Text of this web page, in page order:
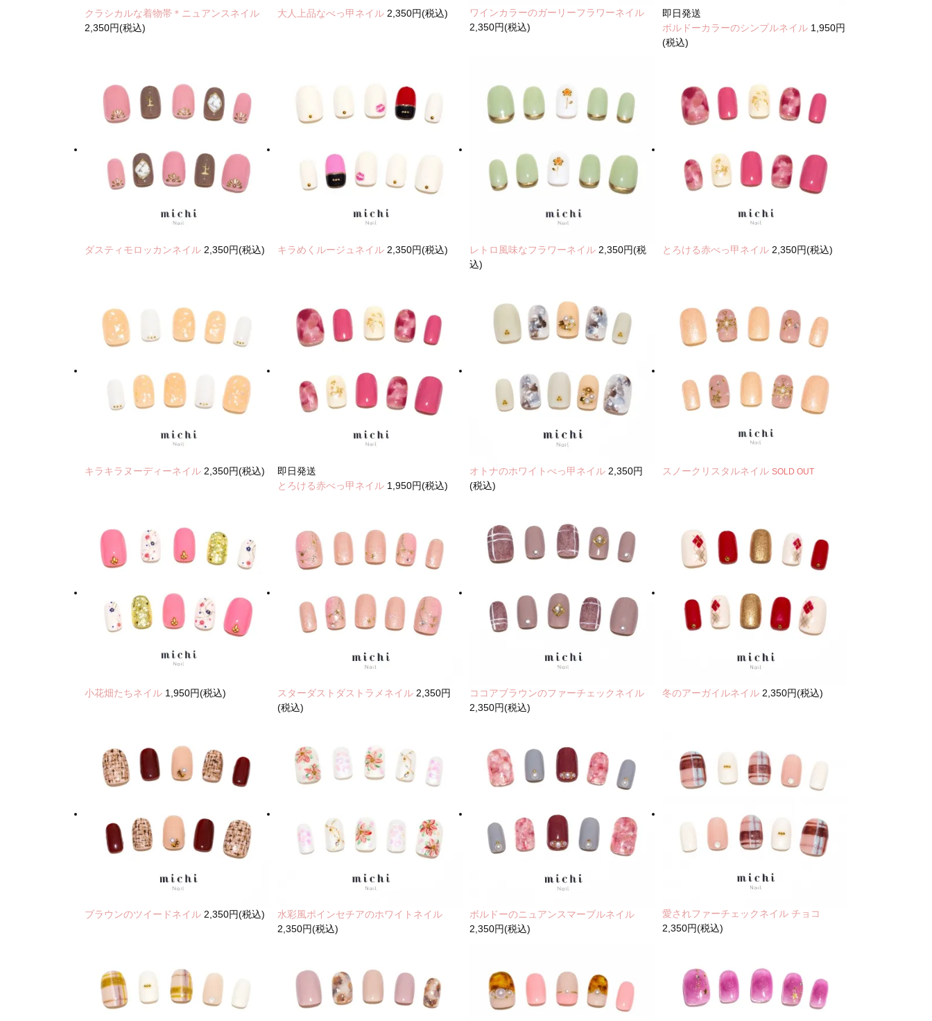
クラシカルな着物帯＊ニュアンスネイル
2,350円(税込)
大人上品なべっ甲ネイル 2,350円(税込)
ワインカラーのガーリーフラワーネイル
2,350円(税込)
即日発送
ボルドーカラーのシンプルネイル 1,950円
(税込)
ダスティモロッカンネイル 2,350円(税込) キラめくルージュネイル 2,350円(税込) レトロ風味なフラワーネイル 2,350円(税
込)
とろける赤べっ甲ネイル 2,350円(税込)
キラキラヌーディーネイル 2,350円(税込)
即日発送
とろける赤べっ甲ネイル 1,950円(税込)
オトナのホワイトべっ甲ネイル 2,350円
(税込)
スノークリスタルネイル SOLD OUT
小花畑たちネイル 1,950円(税込) スターダストダストラメネイル 2,350円
(税込)
ココアブラウンのファーチェックネイル
2,350円(税込)
冬のアーガイルネイル 2,350円(税込)
ブラウンのツイードネイル 2,350円(税込)
水彩風ポインセチアのホワイトネイル
2,350円(税込)
ボルドーのニュアンスマーブルネイル
2,350円(税込)
愛されファーチェックネイル チョコ
2,350円(税込)